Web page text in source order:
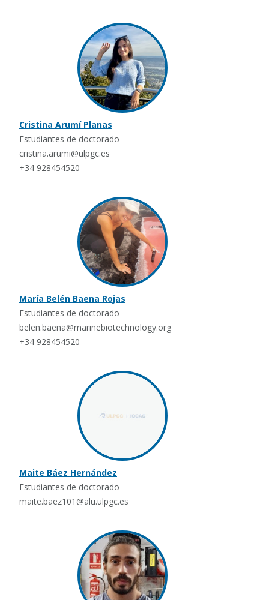
Cristina Arumí Planas
Estudiantes de doctorado
cristina.arumi@ulpgc.es
+34 928454520
María Belén Baena Rojas
Estudiantes de doctorado
belen.baena@marinebiotechnology.org
+34 928454520
Maite Báez Hernández
Estudiantes de doctorado
maite.baez101@alu.ulpgc.es